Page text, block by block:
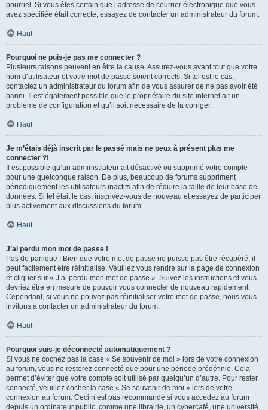
pourriel. Si vous êtes certain que l’adresse de courrier électronique que vous
avez spécifiée était correcte, essayez de contacter un administrateur du forum.
Haut
Pourquoi ne puis-je pas me connecter ?
Plusieurs raisons peuvent en être la cause. Assurez-vous avant tout que votre
nom d’utilisateur et votre mot de passe soient corrects. Si tel est le cas,
contactez un administrateur du forum afin de vous assurer de ne pas avoir été
banni. Il est également possible que le propriétaire du site internet ait un
problème de configuration et qu’il soit nécessaire de la corriger.
Haut
Je m’étais déjà inscrit par le passé mais ne peux à présent plus me
connecter ?!
Il est possible qu’un administrateur ait désactivé ou supprimé votre compte
pour une quelconque raison. De plus, beaucoup de forums suppriment
périodiquement les utilisateurs inactifs afin de réduire la taille de leur base de
données. Si tel était le cas, inscrivez-vous de nouveau et essayez de participer
plus activement aux discussions du forum.
Haut
J’ai perdu mon mot de passe !
Pas de panique ! Bien que votre mot de passe ne puisse pas être récupéré, il
peut facilement être réinitialisé. Veuillez vous rendre sur la page de connexion
et cliquer sur « J’ai perdu mon mot de passe ». Suivez les instructions et vous
devriez être en mesure de pouvoir vous connecter de nouveau rapidement.
Cependant, si vous ne pouvez pas réinitialiser votre mot de passe, nous vous
invitons à contacter un administrateur du forum.
Haut
Pourquoi suis-je déconnecté automatiquement ?
Si vous ne cochez pas la case « Se souvenir de moi » lors de votre connexion
au forum, vous ne resterez connecté que pour une période prédéfinie. Cela
permet d’éviter que votre compte soit utilisé par quelqu’un d’autre. Pour rester
connecté, veuillez cocher la case « Se souvenir de moi » lors de votre
connexion au forum. Ceci n’est pas recommandé si vous accédez au forum
depuis un ordinateur public, comme une librairie, un cybercafé, une université,